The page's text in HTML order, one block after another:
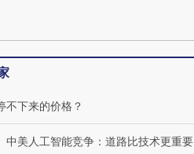
不下来的价格？
中美人工智能竞争：道路比技术更重要